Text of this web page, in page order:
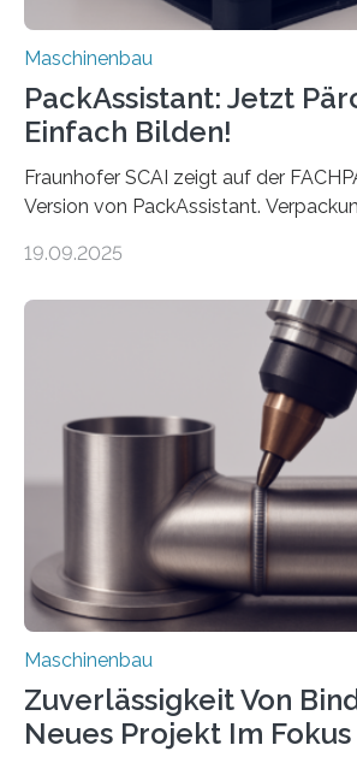
Maschinenbau
PackAssistant: Jetzt
Einfach Bilden!
Fraunhofer SCAI zeigt auf der
Version von PackAssistant.
Automobil, Maschinenbau und in der
Teile als eine Einheit verpacken. Die
der Benutzer vorgeben und erhält so
über die Positionierung der Bauteile.
Automatisierungsschnittstelle dient
besser in spezifische
einzubinden. Sankt Augustin – Zur
vom 23. bis 25. September in
19.09.2025
Maschinenbau
Zuverlässigkeit Von
Neues Projekt Im Fokus